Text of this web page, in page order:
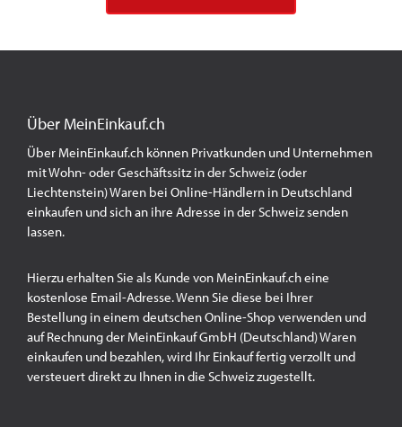
Über MeinEinkauf.ch
Über MeinEinkauf.ch können Privatkunden und Unternehmen
mit Wohn- oder Geschäftssitz in der Schweiz (oder
Liechtenstein) Waren bei Online-Händlern in Deutschland
einkaufen und sich an ihre Adresse in der Schweiz senden
lassen.
Hierzu erhalten Sie als Kunde von MeinEinkauf.ch eine
kostenlose Email-Adresse. Wenn Sie diese bei Ihrer
Bestellung in einem deutschen Online-Shop verwenden und
auf Rechnung der MeinEinkauf GmbH (Deutschland) Waren
einkaufen und bezahlen, wird Ihr Einkauf fertig verzollt und
versteuert direkt zu Ihnen in die Schweiz zugestellt.